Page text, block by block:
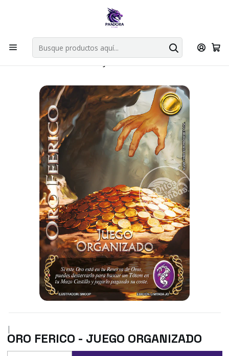
Por compras en cartas singles superiores a 49.990 el envio es
Explorar singles
Inicio Juegos de cartas TCG Mitos y Leyendas TCG
Singles Primer Bloque MYL Oro
|
ORO FERICO - JUEGO ORGANIZADO